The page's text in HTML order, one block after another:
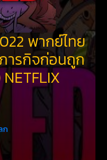
พากย์ไทย
ารกิจก่อนถูก
ก